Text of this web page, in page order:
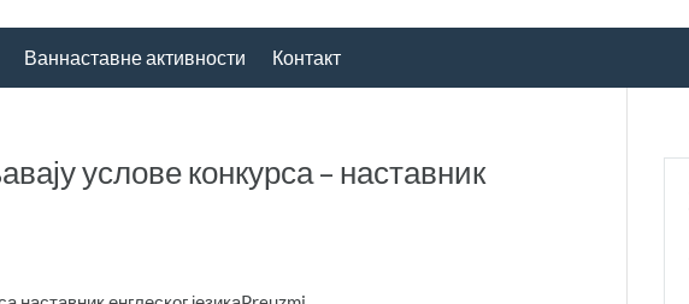
Ваннаставне активности Контакт
услове конкурса – наставник